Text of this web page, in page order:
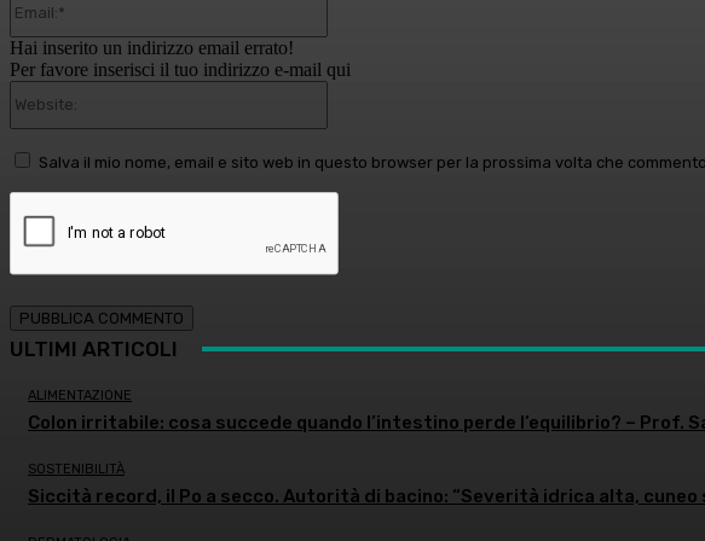
Hai inserito un indirizzo email errato!
Per favore inserisci il tuo indirizzo e-mail qui
Salva il mio nome, email e sito web in questo browser per la prossima volta che commento.
ULTIMI ARTICOLI
ALIMENTAZIONE
Colon irritabile: cosa succede quando l’intestino perde l’equilibrio? – Prof.
SOSTENIBILITÀ
Siccità record, il Po a secco. Autorità di bacino: “Severità idrica alta, cuneo